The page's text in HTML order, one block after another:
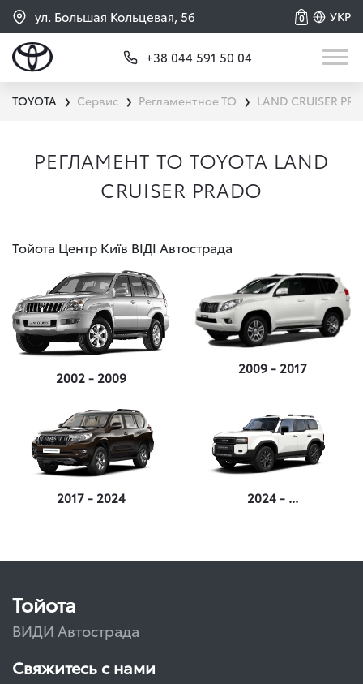
ул. Большая Кольцевая, 56 УКР
0
+38 044 591 50 04
TOYOTA ❯ Сервис ❯ Регламентное ТО ❯ LAND CRUISER
РЕГЛАМЕНТ ТО TOYOTA LAND
CRUISER PRADO
Тойота Центр Київ ВІДІ Автострада
2002 - 2009
2009 - 2017
2017 - 2024 2024 - ...
Тойота
ВИДИ Автострада
Свяжитесь с нами